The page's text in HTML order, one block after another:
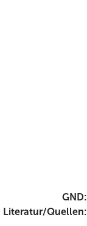
GND:
Literatur/Quellen: